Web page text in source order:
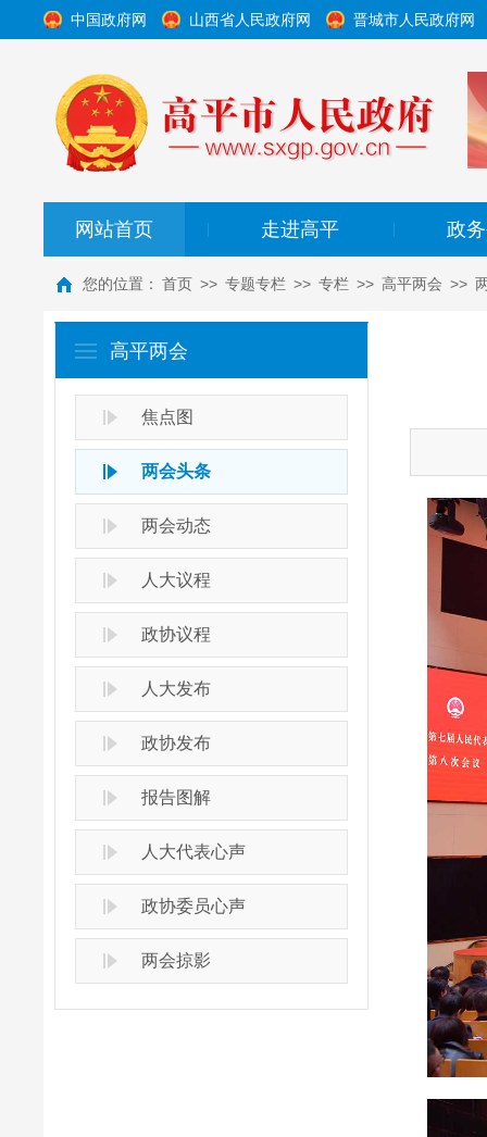
中国政府网 山西省人民政府网 晋城市人民政府网
网站首页 走进高平 政
您的位置： 首页 >> 专题专栏 >> 专栏 >> 高平两会 >>
高平两会
焦点图
两会头条
两会动态
人大议程
政协议程
人大发布
政协发布
报告图解
人大代表心声
政协委员心声
两会掠影